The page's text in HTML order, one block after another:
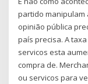
partido manipulam
opinião pública
país precisa. A
servicos esta
compra de.
ou servicos para